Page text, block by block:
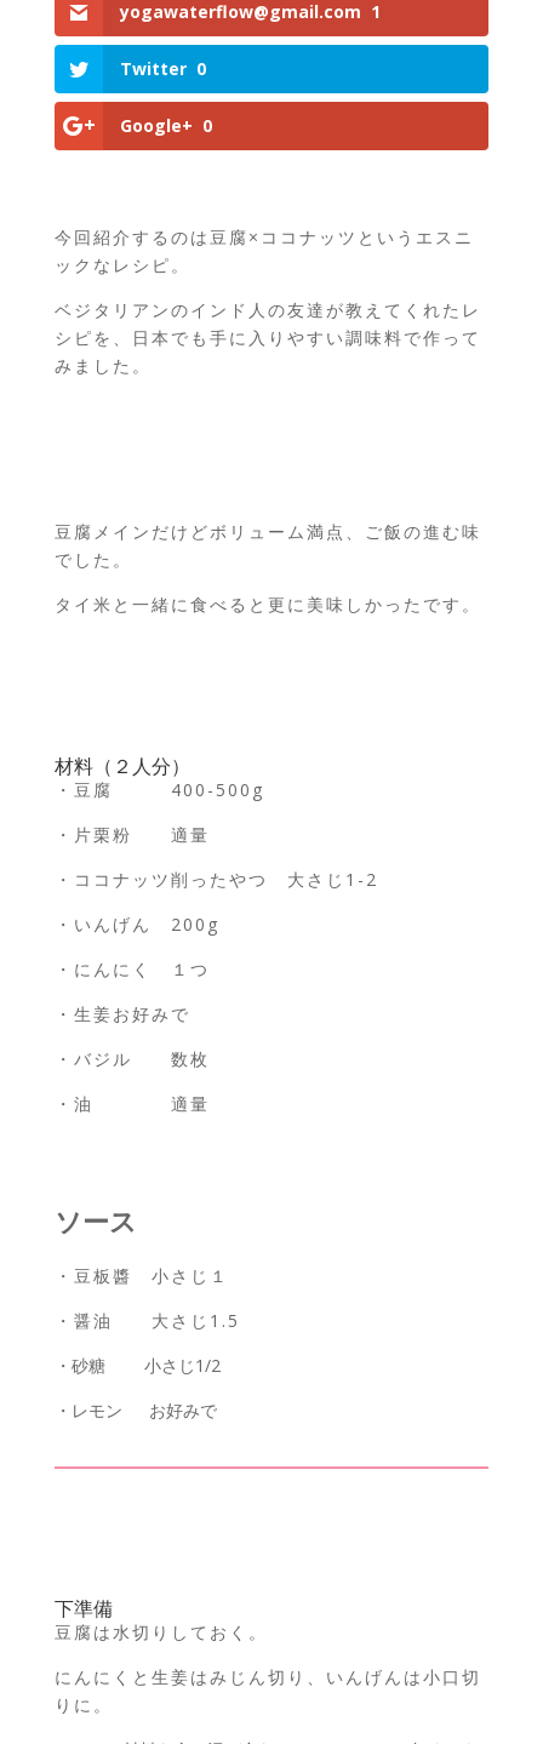
yogawaterflow@gmail.com 1
Twitter 0
Google+ 0
今回紹介するのは豆腐×ココナッツというエスニ
ックなレシピ。
ベジタリアンのインド人の友達が教えてくれたレ
シピを、日本でも手に入りやすい調味料で作って
みました。
豆腐メインだけどボリューム満点、ご飯の進む味
でした。
タイ米と一緒に食べると更に美味しかったです。
材料（２人分）
・豆腐 400-500g
・片栗粉 適量
・ココナッツ削ったやつ 大さじ1-2
・いんげん 200g
・にんにく １つ
・生姜お好みで
・バジル 数枚
・油 適量
ソース
・豆板醬 小さじ１
・醤油 大さじ1.5
・砂糖 小さじ1/2
・レモン お好みで
下準備
豆腐は水切りしておく。
にんにくと生姜はみじん切り、いんげんは小口切
りに。